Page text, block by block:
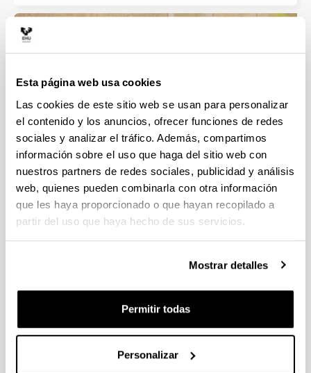
Esta página web usa cookies
Las cookies de este sitio web se usan para personalizar
el contenido y los anuncios, ofrecer funciones de redes
sociales y analizar el tráfico. Además, compartimos
información sobre el uso que haga del sitio web con
nuestros partners de redes sociales, publicidad y análisis
web, quienes pueden combinarla con otra información
que les haya proporcionado o que hayan recopilado a
partir del uso que haya hecho de sus servicios.
Mostrar detalles
Permitir todas
Personalizar
Mobility programmes
Faculty of Education, Philosophy and